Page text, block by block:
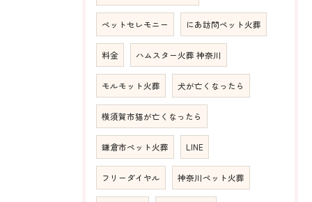
ペットセレモニー にあ訪問ペット火葬
料金 ハムスター火葬 神奈川
モルモット火葬 犬が亡くなったら
横須賀市猫が亡くなったら
鎌倉市ペット火葬 LINE
フリーダイヤル 神奈川ペット火葬